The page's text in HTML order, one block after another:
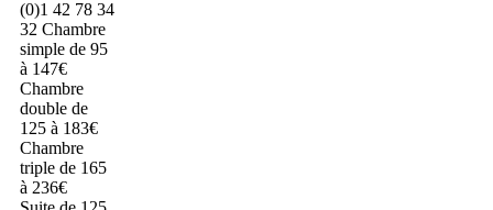
(0)1 42 78 34
32 Chambre
simple de 95
à 147€
Chambre
double de
125 à 183€
Chambre
triple de 165
à 236€